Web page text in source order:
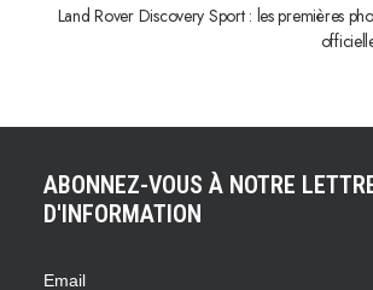
Land Rover Discovery Sport : les premières
ABONNEZ-VOUS À NOTRE
D'INFORMATION
Email